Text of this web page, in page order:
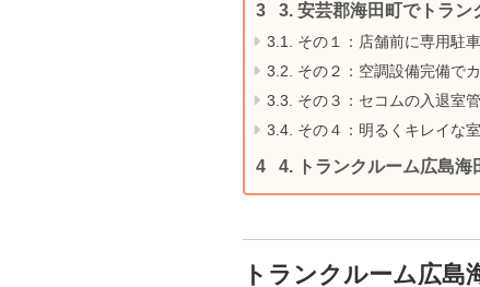
3. 安芸郡海田町でトラン
3.1.
その１：店舗前に専用駐
3.2.
その２：空調設備完備で
3.3.
その３：セコムの入退室
3.4. その４：明るくキレイな
4. トランクルーム広島
トランクルーム広島